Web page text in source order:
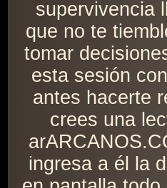
supervivencia
que no te
tomar
esta sesión
antes hacerte
crees una
ingresa a él la